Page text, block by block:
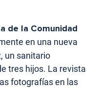
de la Comunidad
en una nueva
un sanitario
tres hijos. La revista
fotografías en las